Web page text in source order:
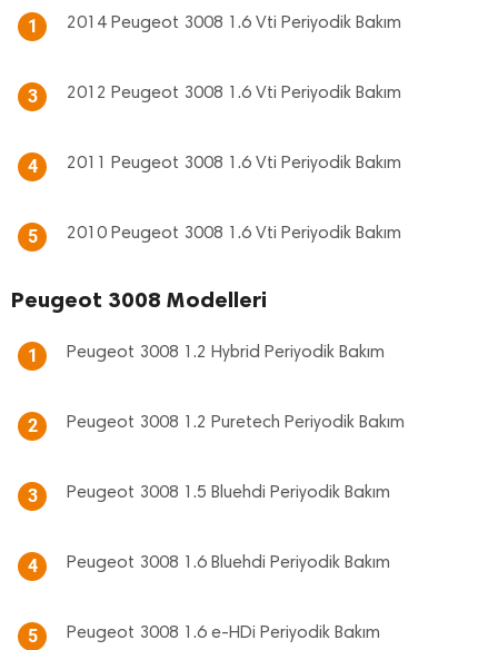
1 2014 Peugeot 3008 1.6 Vti Periyodik Bakım
3 2012 Peugeot 3008 1.6 Vti Periyodik Bakım
4 2011 Peugeot 3008 1.6 Vti Periyodik Bakım
5 2010 Peugeot 3008 1.6 Vti Periyodik Bakım
Peugeot 3008 Modelleri
1 Peugeot 3008 1.2 Hybrid Periyodik Bakım
2 Peugeot 3008 1.2 Puretech Periyodik Bakım
3 Peugeot 3008 1.5 Bluehdi Periyodik Bakım
4 Peugeot 3008 1.6 Bluehdi Periyodik Bakım
5 Peugeot 3008 1.6 e-HDi Periyodik Bakım